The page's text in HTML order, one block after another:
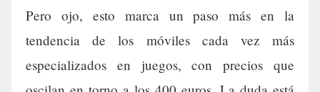
Pero ojo, esto marca un paso más en la
tendencia de los móviles cada vez más
especializados en juegos, con precios que